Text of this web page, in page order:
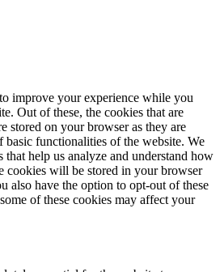
improve your experience while you
Out of these, the cookies that are
stored on your browser as they are
functionalities of the website. We
that help us analyze and understand how
cookies will be stored in your browser
also have the option to opt-out of these
of these cookies may affect your